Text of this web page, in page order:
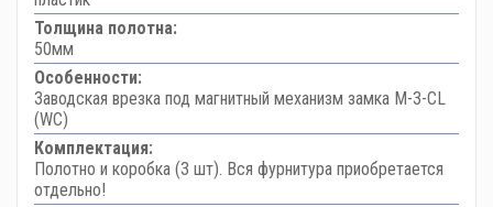
Толщина полотна:
50мм
Особенности:
Заводская врезка под магнитный механизм замка M-3-CL
(WC)
Комплектация:
Полотно и коробка (3 шт). Вся фурнитура приобретается
отдельно!